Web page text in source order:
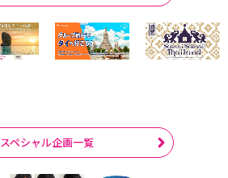
スペシャル企画一覧